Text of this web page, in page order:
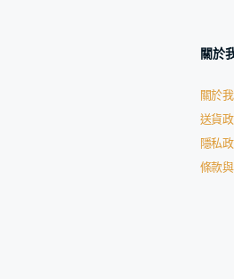
關於
關於
送貨
隱私
條款